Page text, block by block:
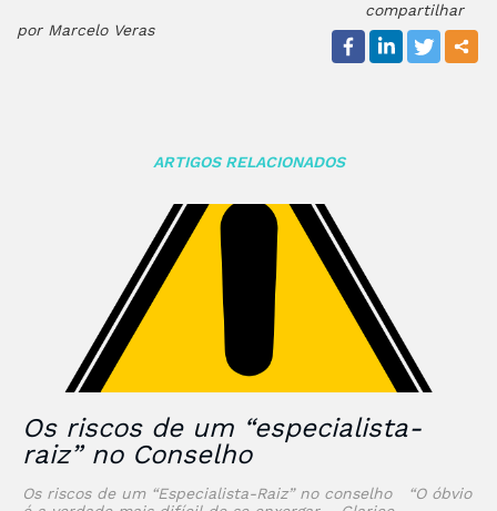
por Marcelo Veras
compartilhar
ARTIGOS RELACIONADOS
Os riscos de um “especialista-
raiz” no Conselho
Os riscos de um “Especialista-Raiz” no conselho “O óbvio